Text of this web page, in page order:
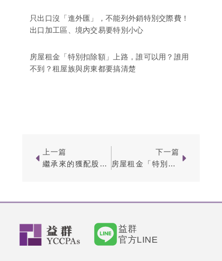
只出口沒「進外匯」，不能列外銷特別交際費！
出口加工區、境內交易要特別小心
房屋租金「特別扣除額」上路，誰可以用？誰用
不到？租屋族與房東都要搞清楚
上一篇
繼承來的獲配股利要算誰的？看「這一天」決定是繳遺產稅還是綜所稅！
下一篇
房屋租金「特別扣除額」上路，誰可以用？誰用不到？租屋族與房東都要搞清楚
益群
官方LINE